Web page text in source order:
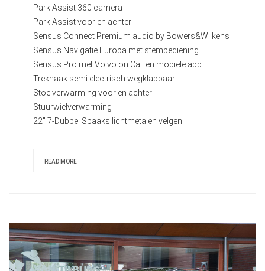
Park Assist 360 camera
Park Assist voor en achter
Sensus Connect Premium audio by Bowers&Wilkens
Sensus Navigatie Europa met stembediening
Sensus Pro met Volvo on Call en mobiele app
Trekhaak semi electrisch wegklapbaar
Stoelverwarming voor en achter
Stuurwielverwarming
22" 7-Dubbel Spaaks lichtmetalen velgen
READ MORE